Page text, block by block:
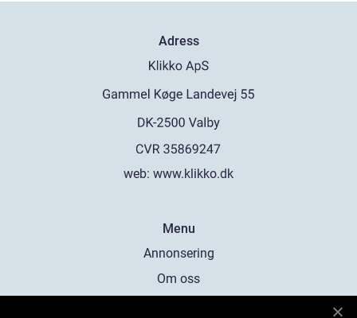
Adress
web: www.klikko.dk
Menu
Annonsering
Om oss